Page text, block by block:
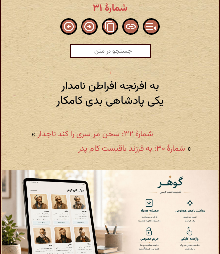
شمارهٔ ۳۱
به افرنجه افراطن نامدار
یکی پادشاهی بدی کامکار
شمارهٔ ۳۲: سخن مر سری را کند تاجدار
»
« شمارهٔ ۳۰: به فرزند باقیست کام پدر